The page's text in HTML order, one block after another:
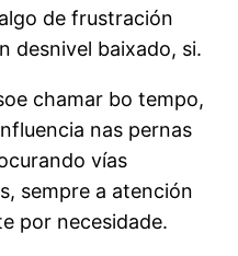
de frustración
desnivel baixado, si.
chamar bo tempo,
nas pernas
vías
sempre a atención
por necesidade.